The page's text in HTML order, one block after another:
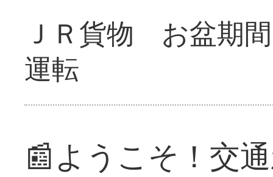
ＪＲ貨物 お盆期
運転
📰ようこそ！交